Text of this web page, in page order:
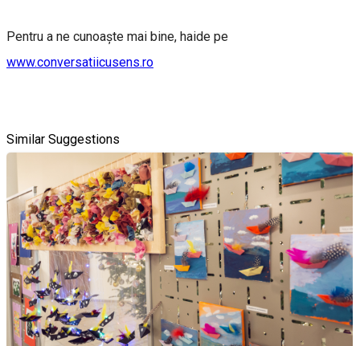
Pentru a ne cunoaște mai bine, haide pe
www.conversatiicusens.ro
Similar Suggestions